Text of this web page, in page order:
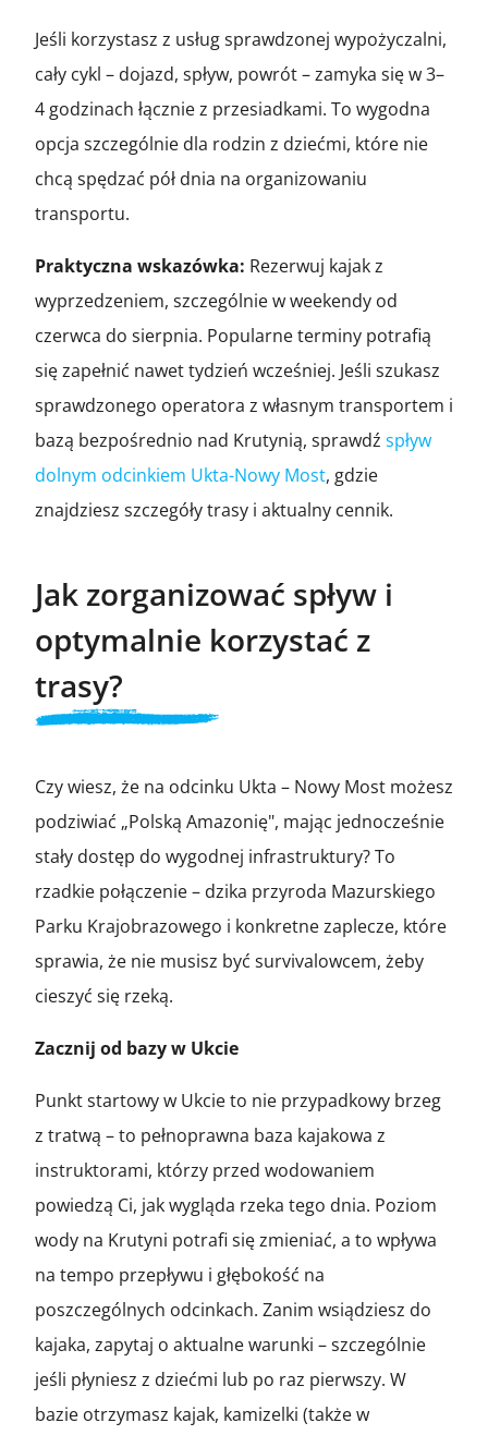
Jeśli korzystasz z usług sprawdzonej wypożyczalni,
cały cykl – dojazd, spływ, powrót – zamyka się w 3–
4 godzinach łącznie z przesiadkami. To wygodna
opcja szczególnie dla rodzin z dziećmi, które nie
chcą spędzać pół dnia na organizowaniu
transportu.
Praktyczna wskazówka: Rezerwuj kajak z
wyprzedzeniem, szczególnie w weekendy od
czerwca do sierpnia. Popularne terminy potrafią
się zapełnić nawet tydzień wcześniej. Jeśli szukasz
sprawdzonego operatora z własnym transportem i
bazą bezpośrednio nad Krutynią, sprawdź spływ
dolnym odcinkiem Ukta-Nowy Most, gdzie
znajdziesz szczegóły trasy i aktualny cennik.
Jak zorganizować spływ i
optymalnie korzystać z
trasy?
Czy wiesz, że na odcinku Ukta – Nowy Most możesz
podziwiać „Polską Amazonię", mając jednocześnie
stały dostęp do wygodnej infrastruktury? To
rzadkie połączenie – dzika przyroda Mazurskiego
Parku Krajobrazowego i konkretne zaplecze, które
sprawia, że nie musisz być survivalowcem, żeby
cieszyć się rzeką.
Zacznij od bazy w Ukcie
Punkt startowy w Ukcie to nie przypadkowy brzeg
z tratwą – to pełnoprawna baza kajakowa z
instruktorami, którzy przed wodowaniem
powiedzą Ci, jak wygląda rzeka tego dnia. Poziom
wody na Krutyni potrafi się zmieniać, a to wpływa
na tempo przepływu i głębokość na
poszczególnych odcinkach. Zanim wsiądziesz do
kajaka, zapytaj o aktualne warunki – szczególnie
jeśli płyniesz z dziećmi lub po raz pierwszy. W
bazie otrzymasz kajak, kamizelki (także w